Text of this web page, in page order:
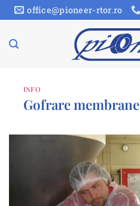
Sari
la
conținut
office@pioneer-rtor.ro
INFO
Gofrare membrane